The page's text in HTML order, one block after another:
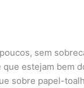
sem
estejam bem
sobre papel-